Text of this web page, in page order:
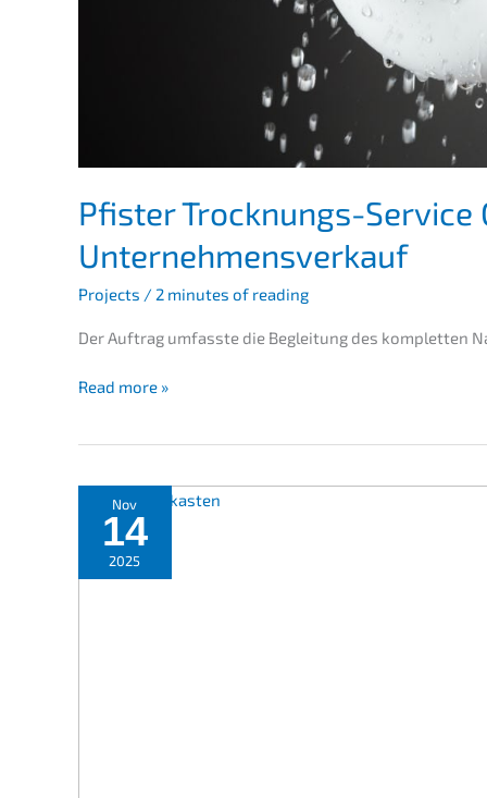
Pfister Trock­nungs-Service
Unternehmensverkauf
Projects / 2 minutes of reading
Der Auftrag umfass­te die Beglei­tung des komplet­ten
Pfister
GmbH
Unter­
nehmens­
verkauf
Read more »
Nov
14
2025